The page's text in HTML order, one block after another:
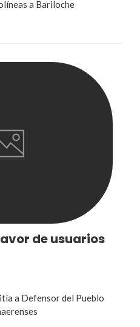
a Bariloche
de usuarios
a Defensor del Pueblo